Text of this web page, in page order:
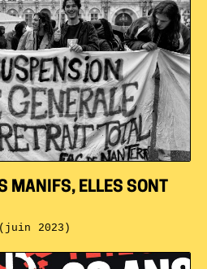
MANIFS, ELLES SONT
2023)